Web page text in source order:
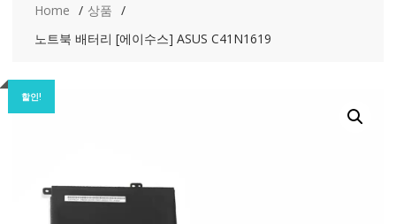
Home
상품
노트북 배터리 [에이수스] ASUS C41N1619
할인!